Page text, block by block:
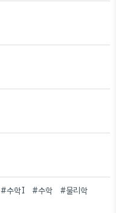
#수학I #수학
#물리학